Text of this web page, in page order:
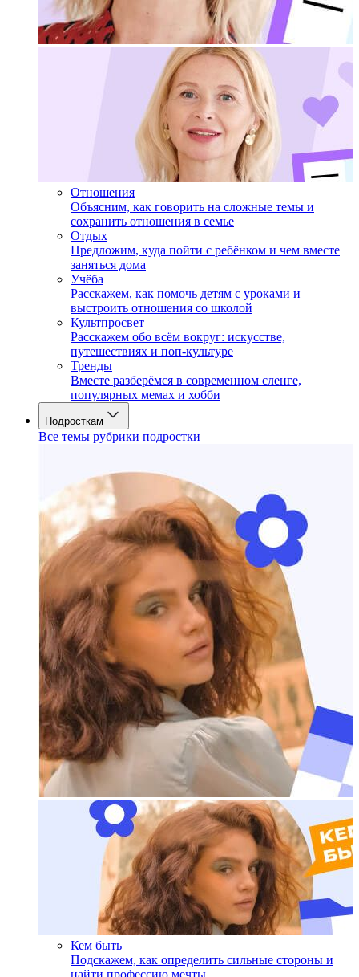
Отношения
Объясним, как говорить на сложные темы и
сохранить отношения в семье
Отдых
Предложим, куда пойти с ребёнком и чем вместе
заняться дома
Учёба
Расскажем, как помочь детям с уроками и
выстроить отношения со школой
Культпросвет
Расскажем обо всём вокруг: искусстве,
путешествиях и поп-культуре
Тренды
Вместе разберёмся в современном сленге,
популярных мемах и хобби
Подросткам
Все темы рубрики подростки
Кем быть
Подскажем, как определить сильные стороны и
найти профессию мечты